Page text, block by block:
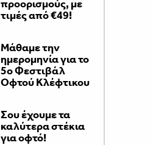
προορισμούς, με
τιμές από €49!
Μάθαμε την
ημερομηνία για το
5ο Φεστιβάλ
Οφτού Κλέφτικου
Σου έχουμε τα
καλύτερα στέκια
για οφτό!